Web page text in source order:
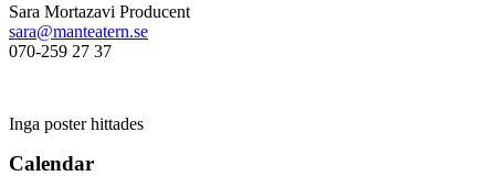
Sara Mortazavi Producent
sara@manteatern.se
070-259 27 37
Inga poster hittades
Calendar